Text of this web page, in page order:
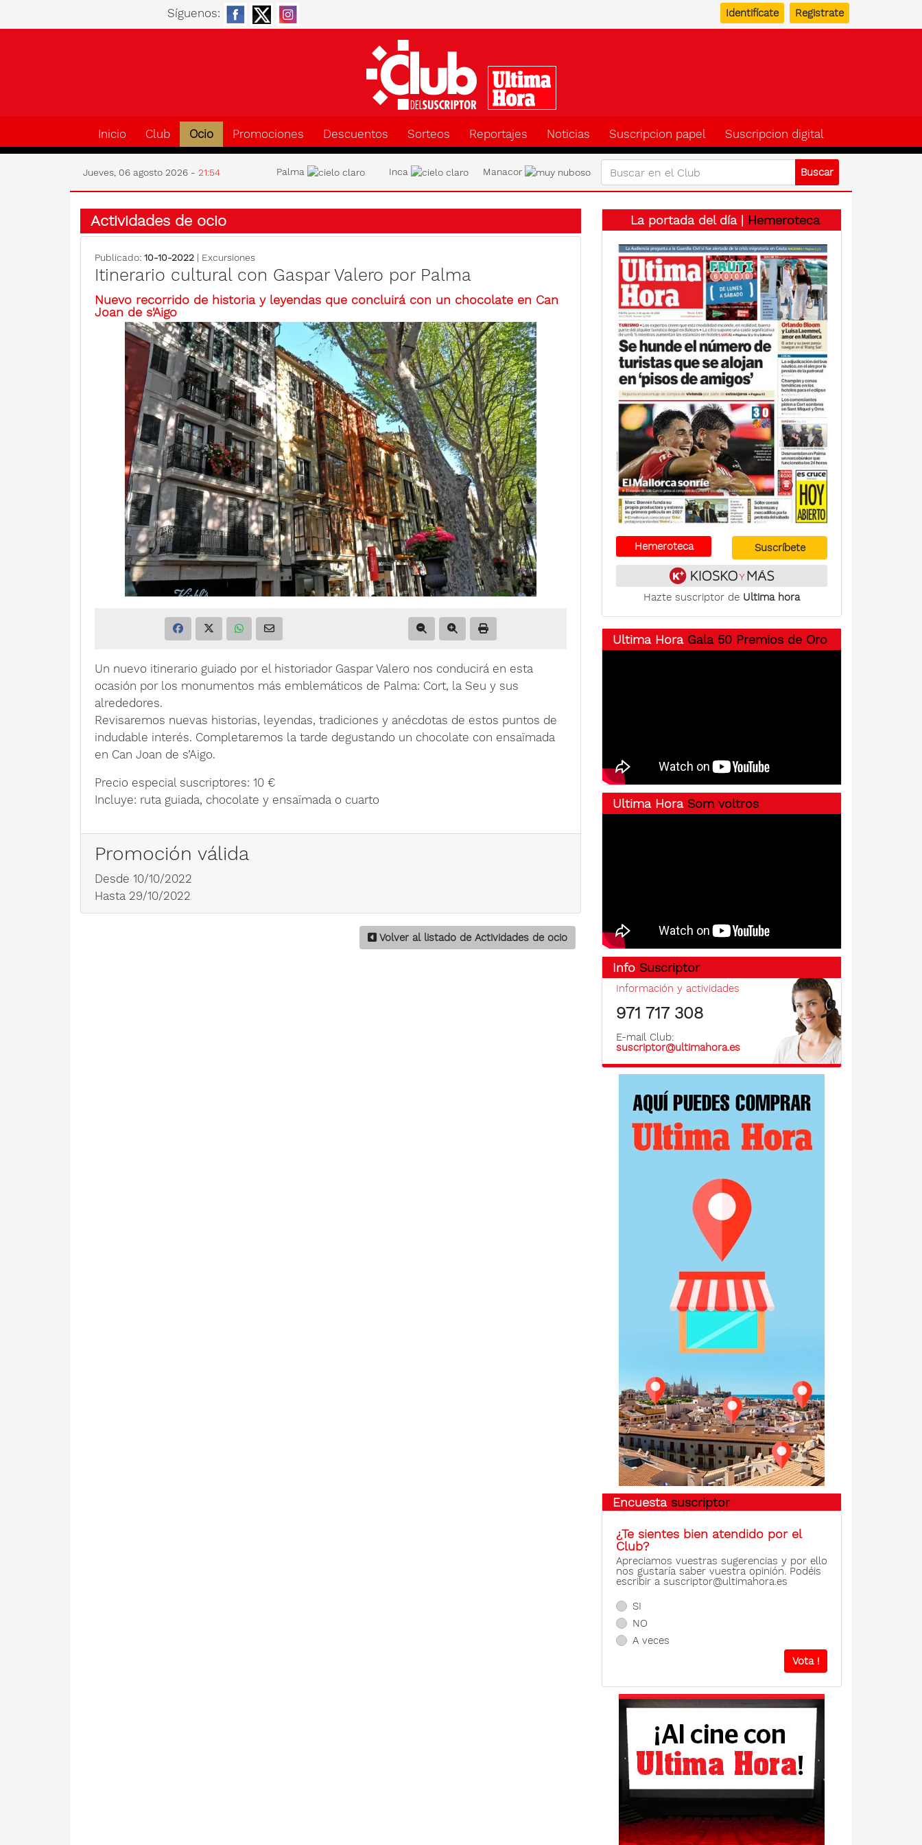
Síguenos: Identifícate Registrate
Inicio Club Ocio Promociones Descuentos Sorteos Reportajes Noticias Suscripcion papel Suscripcion digital
Jueves, 06 agosto 2026 - 21:54 Palma Inca Manacor
Actividades de ocio
Publicado: 10-10-2022 | Excursiones
Itinerario cultural con Gaspar Valero por Palma
Nuevo recorrido de historia y leyendas que concluirá con un chocolate en Can
Joan de s'Aigo
Un nuevo itinerario guiado por el historiador Gaspar Valero nos conducirá en esta
ocasión por los monumentos más emblemáticos de Palma: Cort, la Seu y sus
alrededores.
Revisaremos nuevas historias, leyendas, tradiciones y anécdotas de estos puntos de
indudable interés. Completaremos la tarde degustando un chocolate con ensaïmada
en Can Joan de s’Aigo.
Precio especial suscriptores: 10 €
Incluye: ruta guiada, chocolate y ensaïmada o cuarto
Promoción válida
Desde 10/10/2022
Hasta 29/10/2022
Volver al listado de Actividades de ocio
La portada del día | Hemeroteca
Hemeroteca Suscríbete
Hazte suscriptor de Ultima hora
Ultima Hora Gala 50 Premios de Oro
Ultima Hora Som voltros
Info Suscriptor
Información y actividades
971 717 308
E-mail Club:
suscriptor@ultimahora.es
Encuesta suscriptor
¿Te sientes bien atendido por el
Club?
Apreciamos vuestras sugerencias y por ello
nos gustaría saber vuestra opinión. Podéis
escribir a suscriptor@ultimahora.es
SI
NO
A veces